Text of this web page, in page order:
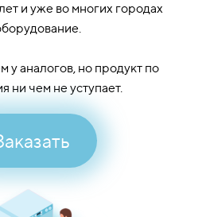
и уже во многих городах
аналогов, но продукт по
ни чем не уступает.